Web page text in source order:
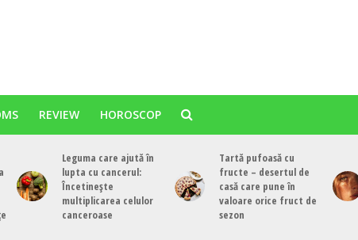
REVIEW HOROSCOP
Leguma care ajută în
lupta cu cancerul:
Încetinește
multiplicarea celulor
canceroase
Tartă pufoasă cu
fructe – desertul de
casă care pune în
valoare orice fruct de
sezon